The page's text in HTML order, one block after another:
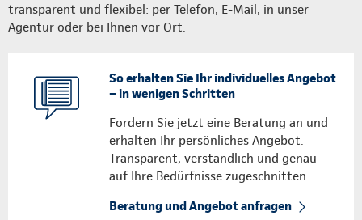
transparent und flexibel: per Telefon, E-Mail, in unser
Agentur oder bei Ihnen vor Ort.
So erhalten Sie Ihr individuelles Angebot
– in wenigen Schritten
Fordern Sie jetzt eine Beratung an und
erhalten Ihr persönliches Angebot.
Transparent, verständlich und genau
auf Ihre Bedürfnisse zugeschnitten.
Beratung und Angebot anfragen